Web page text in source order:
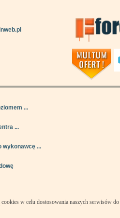
...
...
wykonawcę ...
w celu dostosowania naszych serwisów